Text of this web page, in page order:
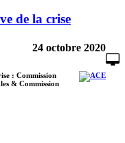
de la crise
24 octobre 2020
: Commission
& Commission